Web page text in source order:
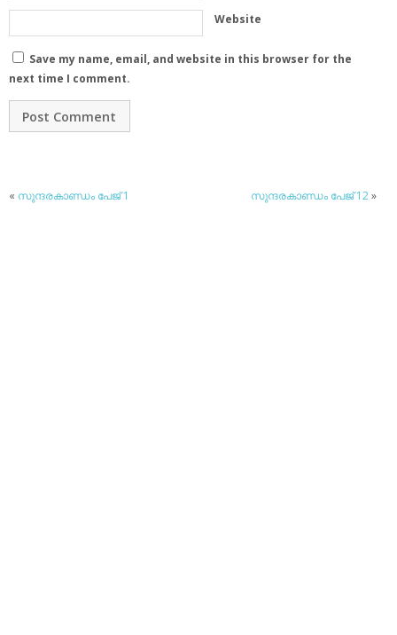
Website
Save my name, email, and website in this browser for the
next time I comment.
« സുന്ദരകാണ്ഡം പേജ് 1 സുന്ദരകാണ്ഡം പേജ് 12»